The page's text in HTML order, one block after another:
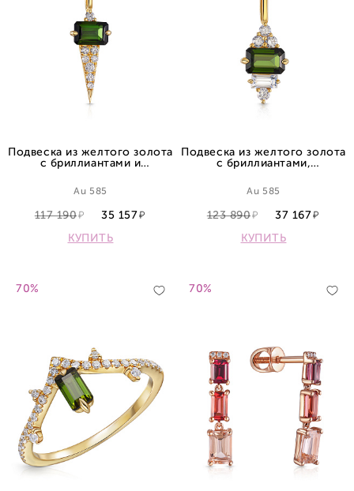
Подвеска из желтого золота
с бриллиантами и
Au 585
117 190
35 157
КУПИТЬ
Подвеска из желтого золота
с бриллиантами,
Au 585
123 890
37 167
КУПИТЬ
70% 70%